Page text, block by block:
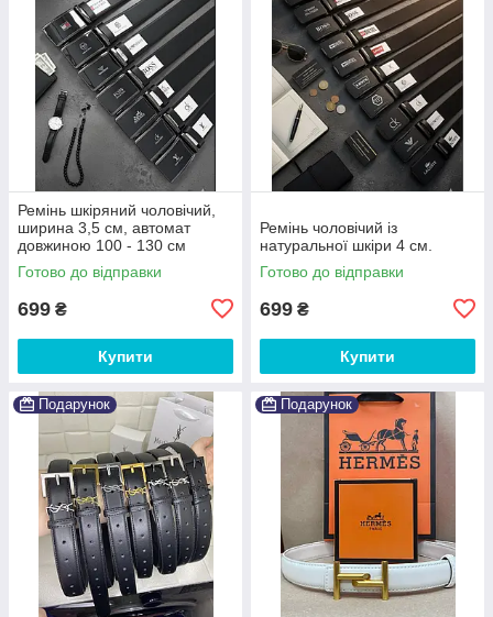
Ремінь шкіряний чоловічий,
ширина 3,5 см, автомат
довжиною 100 - 130 см
Готово до відправки
699 ₴
Купити
Ремінь чоловічий із
натуральної шкіри 4 см.
Готово до відправки
699 ₴
Купити
Подарунок Подарунок